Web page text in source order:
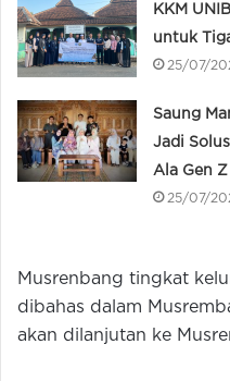
KKM
untuk
25/07/
Saung
Jadi
Ala Gen Z
25/07/
Musrenbang tingkat
dibahas dalam
akan dilanjutan ke